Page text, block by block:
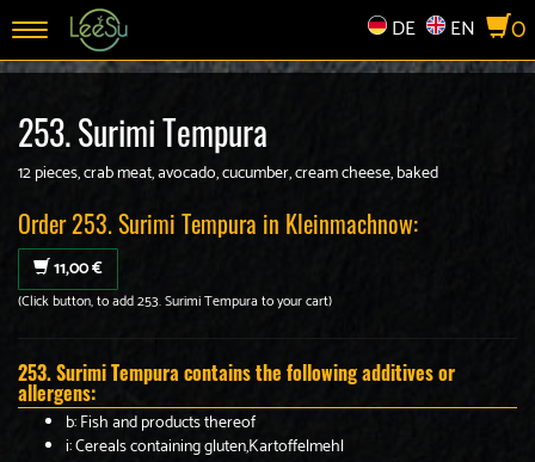
Toggle
navigation
0
DE EN
253. Surimi Tempura
12 pieces, crab meat, avocado, cucumber, cream cheese, baked
Order 253. Surimi Tempura in Kleinmachnow:
11,00 €
(Click button, to add 253. Surimi Tempura to your cart)
253. Surimi Tempura contains the following additives or
allergens:
b: Fish and products thereof
i: Cereals containing gluten,Kartoffelmehl